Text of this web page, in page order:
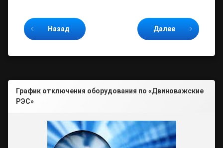
Назад Далее
График отключения оборудования по «Двиноважские
РЭС»